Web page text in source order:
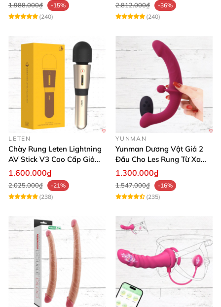
1.988.000₫
-15%
(240)
2.812.000₫
-36%
(240)
LETEN
Chày Rung Leten Lightning
AV Stick V3 Cao Cấp Giảm
Mỡ Giữ Dáng
1.600.000₫
2.025.000₫
-21%
(238)
YUNMAN
Yunman Dương Vật Giả 2
Đầu Cho Les Rung Từ Xa
Kích Thích
1.300.000₫
1.547.000₫
-16%
(235)